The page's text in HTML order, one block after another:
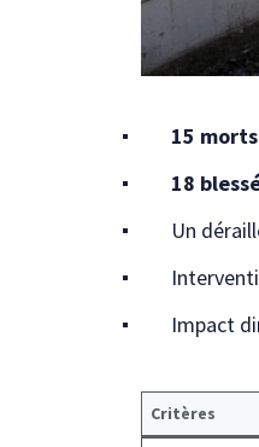
15 morts
18
Un
Impact
Critères